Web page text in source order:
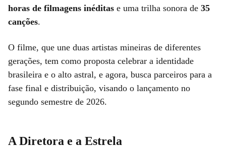
horas de filmagens inéditas e uma trilha sonora de 35
canções.
O filme, que une duas artistas mineiras de diferentes
gerações, tem como proposta celebrar a identidade
brasileira e o alto astral, e agora, busca parceiros para a
fase final e distribuição, visando o lançamento no
segundo semestre de 2026.
A Diretora e a Estrela